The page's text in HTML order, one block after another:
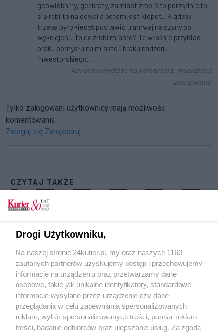
geowłókniny, geokraty, zamiast zrobić to porządnie to
się robi to na odwal a potem jest kłopot... A gdyby
trzeba było kiedyś postawić tramwaj na szyny po
wykolejeniu to co zrobi miasto? To właśnie przykład
braku pomysłu na miasto i braku nadzoru
inwestorskiego...
Aby odpowiedzieć na komentarz, musisz być
zalogowany.
Tylko zalogowani użytkownicy mają możliwość
komentowania
Zaloguj się Zarejestruj
CZYTAJ TAKŻE
Torowiska i plac Rodła w przebudowie. Aleją
Wyzwolenia w korkach [GALERIA]
Blokady znikną od niedzieli. Ulica Matejki
ponownie przejezdna
Podpalili bezdomnego człowieka przy ul.
Matejki w Szczecinie
POGODA
24℃
Drogi Użytkowniku,
Na naszej stronie 24kurier.pl, my oraz naszych 1160
zaufanych partnerów uzyskujemy dostęp i przechowujemy
informacje na urządzeniu oraz przetwarzamy dane
osobowe, takie jak unikalne identyfikatory, standardowe
informacje wysyłane przez urządzenie czy dane
przeglądania w celu zapewniania spersonalizowanych
reklam, wybór spersonalizowanych treści, pomiar reklam i
treści, badanie odbiorców oraz ulepszanie usług. Za zgodą